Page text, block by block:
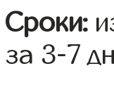
Сроки:
за 3-7